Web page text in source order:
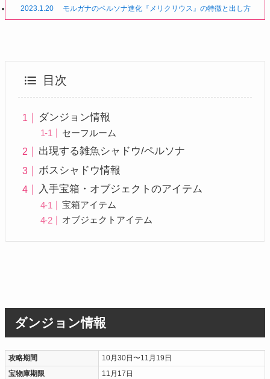
2023.1.20
モルガナのペルソナ進化『メリクリウス』の特徴と出し方
目次
ダンジョン情報
セーフルーム
出現する雑魚シャドウ/ペルソナ
ボスシャドウ情報
入手宝箱・オブジェクトのアイテム
宝箱アイテム
オブジェクトアイテム
ダンジョン情報
攻略期間
10月30日〜11月19日
宝物庫期限
11月17日